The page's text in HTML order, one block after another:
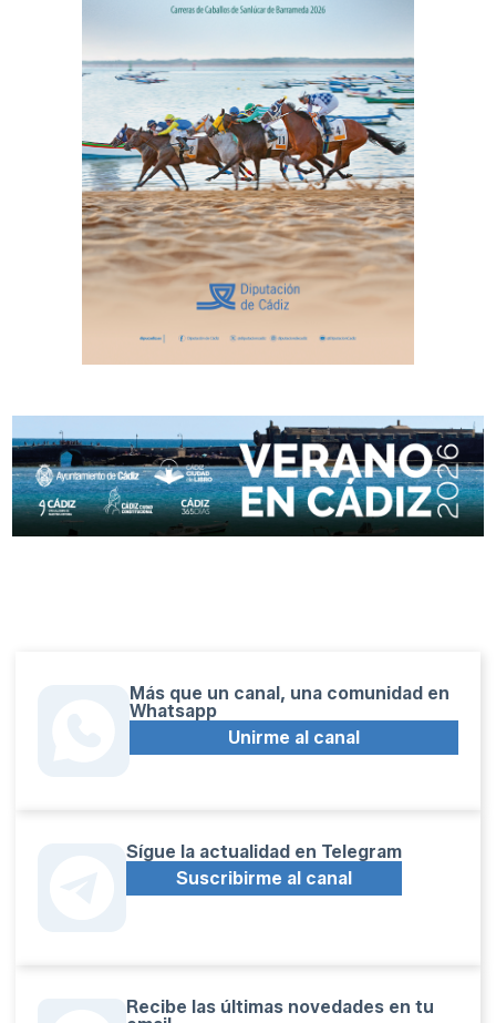
Más que un canal, una comunidad en
Whatsapp
Unirme al canal
Sígue la actualidad en Telegram
Suscribirme al canal
Recibe las últimas novedades en tu